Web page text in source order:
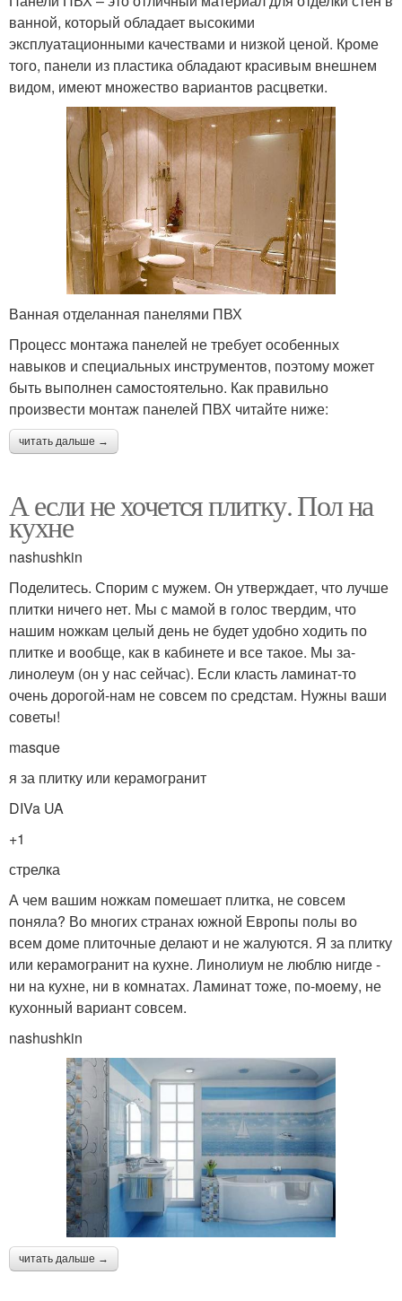
ванной, который обладает высокими
эксплуатационными качествами и низкой ценой. Кроме
того, панели из пластика обладают красивым внешнем
видом, имеют множество вариантов расцветки.
Ванная отделанная панелями ПВХ
Процесс монтажа панелей не требует особенных
навыков и специальных инструментов, поэтому может
быть выполнен самостоятельно. Как правильно
произвести монтаж панелей ПВХ читайте ниже:
читать дальше →
А если не хочется плитку. Пол на
кухне
nashushkin
Поделитесь. Спорим с мужем. Он утверждает, что лучше
плитки ничего нет. Мы с мамой в голос твердим, что
нашим ножкам целый день не будет удобно ходить по
плитке и вообще, как в кабинете и все такое. Мы за-
линолеум (он у нас сейчас). Если класть ламинат-то
очень дорогой-нам не совсем по средстам. Нужны ваши
советы!
masque
я за плитку или керамогранит
DIVa UA
+1
стрелка
А чем вашим ножкам помешает плитка, не совсем
поняла? Во многих странах южной Европы полы во
всем доме плиточные делают и не жалуются. Я за плитку
или керамогранит на кухне. Линолиум не люблю нигде -
ни на кухне, ни в комнатах. Ламинат тоже, по-моему, не
кухонный вариант совсем.
nashushkin
читать дальше →